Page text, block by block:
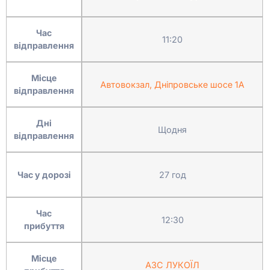
Час
відправлення
Місце
відправлення
Дні
відправлення
Час у дорозі
Час
прибуття
Місце
11:20
Автовокзал, Дніпровське шосе 1А
Щодня
27 год
12:30
АЗС ЛУКОЇЛ